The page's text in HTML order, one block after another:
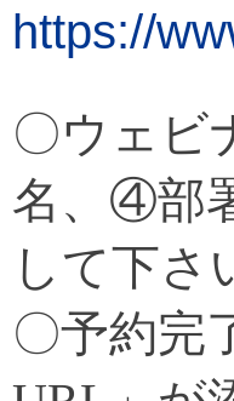
https://
〇ウェビ
名、④部
して下さ
〇予約完